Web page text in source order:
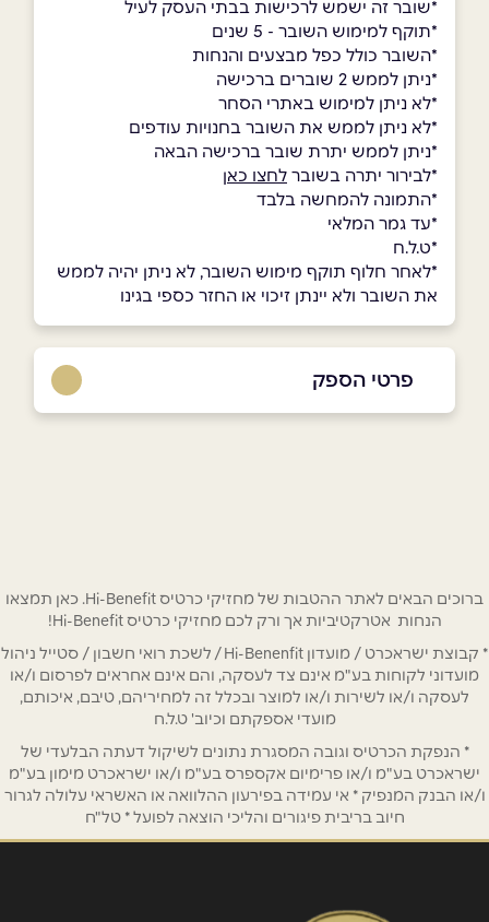
*שובר זה ישמש לרכישות בבתי העסק לעיל
*תוקף למימוש השובר - 5 שנים
*השובר כולל כפל מבצעים והנחות
*ניתן לממש 2 שוברים ברכישה
*לא ניתן למימוש באתרי הסחר
*לא ניתן לממש את השובר בחנויות עודפים
*ניתן לממש יתרת שובר ברכישה הבאה
*לבירור יתרה בשובר לחצו כאן
*התמונה להמחשה בלבד
*עד גמר המלאי
*ט.ל.ח
*לאחר חלוף תוקף מימוש השובר, לא ניתן יהיה לממש
את השובר ולא יינתן זיכוי או החזר כספי בגינו
פרטי הספק
אימייל*
נושא *
הודעה
ברוכים הבאים לאתר ההטבות של מחזיקי כרטיס Hi-Benefit. כאן תמצאו
הנחות אטרקטיביות אך ורק לכם מחזיקי כרטיס Hi-Benefit!
* קבוצת ישראכרט / מועדון Hi-Benenfit / לשכת רואי חשבון / סטייל ניהול
מועדוני לקוחות בע"מ אינם צד לעסקה, והם אינם אחראים לפרסום ו/או
לעסקה ו/או לשירות ו/או למוצר ובכלל זה למחיריהם, טיבם, איכותם,
מועדי אספקתם וכיוב' ט.ל.ח
* הנפקת הכרטיס וגובה המסגרת נתונים לשיקול דעתה הבלעדי של
ישראכרט בע"מ ו/או פרימיום אקספרס בע"מ ו/או ישראכרט מימון בע"מ
ו/או הבנק המנפיק * אי עמידה בפירעון ההלוואה או האשראי עלולה לגרור
חיוב בריבית פיגורים והליכי הוצאה לפועל * טל"ח